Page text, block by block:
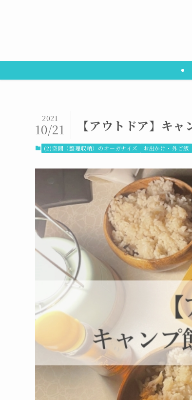
【アウトドア】キ
2021
10/21
(2)空間（整理収納）のオーガナイズ お出かけ・外ご飯